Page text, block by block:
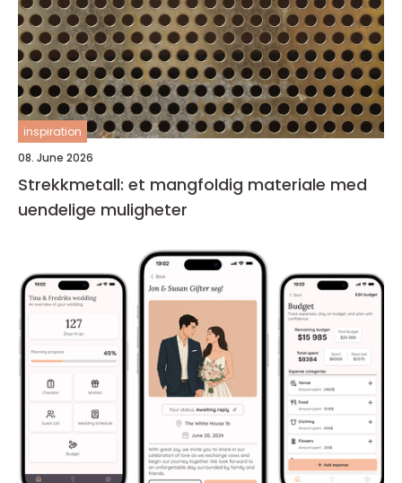
inspiration
08. June 2026
Strekkmetall: et mangfoldig materiale med
uendelige muligheter